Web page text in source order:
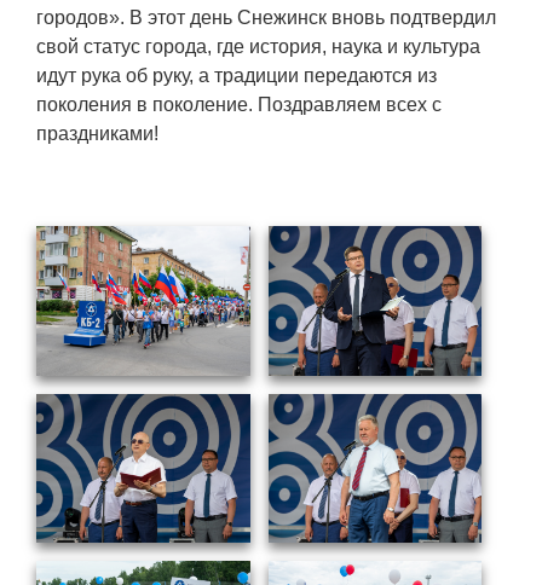
городов». В этот день Снежинск вновь подтвердил
свой статус города, где история, наука и культура
идут рука об руку, а традиции передаются из
поколения в поколение. Поздравляем всех с
праздниками!